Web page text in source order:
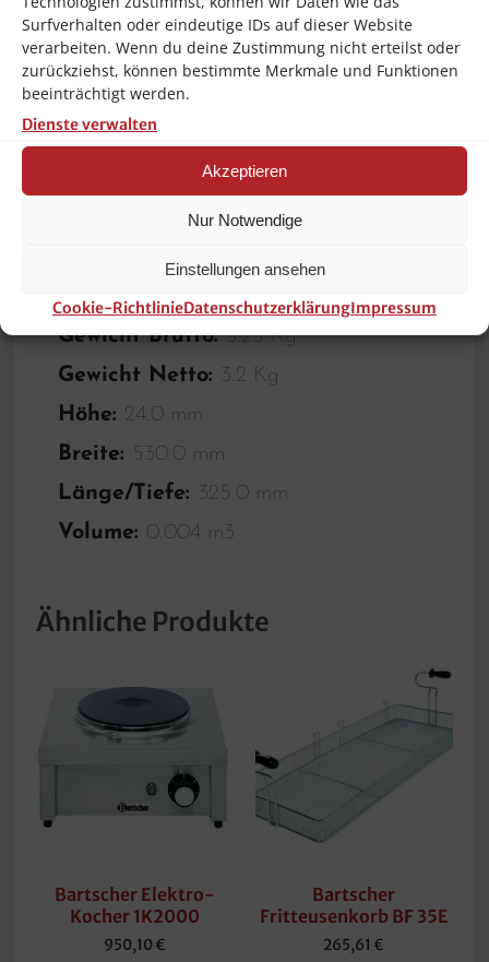
Surfverhalten oder eindeutige IDs auf dieser Website
verarbeiten. Wenn du deine Zustimmung nicht erteilst oder
zurückziehst, können bestimmte Merkmale und Funktionen
beeinträchtigt werden.
Dienste verwalten
Akzeptieren
Nur Notwendige
Einstellungen ansehen
Cookie-RichtlinieDatenschutzerklärungImpressum
,6 Gummifüße, rutschfest
Stopperkante:Nein
Schnittfläche:
Saftrinne:
Hart-Polyethylen (HDPE)
Wichtiger Hinweis:
Gewicht Brutto:3.25 Kg
Gewicht Netto: 3.2 Kg
Höhe: 24.0 mm
Breite: 530.0 mm
Länge/Tiefe: 325.0 mm
Volume: 0.004 m3
Ähnliche Produkte
Bartscher Elektro-
Kocher 1K2000
950,10 €
Bartscher
Fritteusenkorb BF 35E
265,61 €